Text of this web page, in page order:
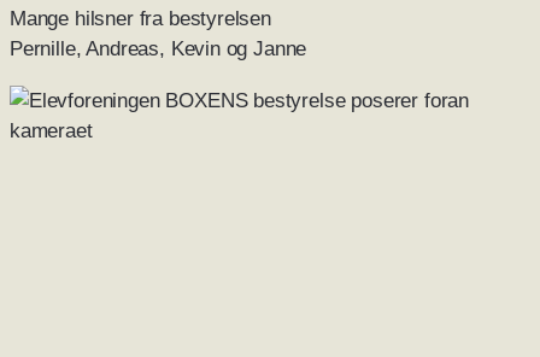
Mange hilsner fra bestyrelsen
Pernille, Andreas, Kevin og Janne